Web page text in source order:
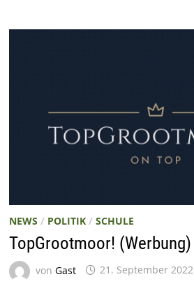
NEWS / POLITIK/ SCHULE
TopGrootmoor! (Werbung)
von Gast 21. September 2022